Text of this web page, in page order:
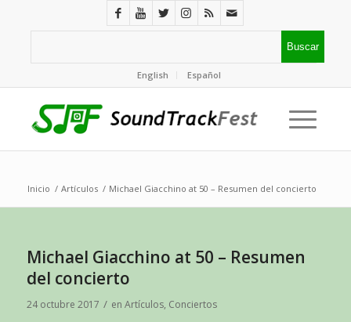
English Español
Inicio / Artículos / Michael Giacchino at 50 – Resumen del concierto
Michael Giacchino at 50 – Resumen
del concierto
24 octubre 2017 / en Artículos, Conciertos